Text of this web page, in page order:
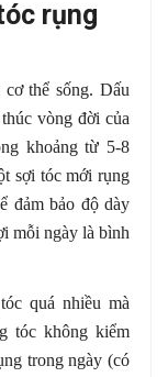
rụng
thể sống. Dấu
vòng đời của
khoảng từ 5-8
sợi tóc mới rụng
đảm bảo độ dày
mỗi ngày là bình
quá nhiều mà
tóc không kiểm
trong ngày (có